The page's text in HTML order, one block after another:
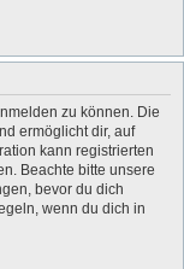
zu können. Die
ermöglicht dir, auf
kann registrierten
Beachte bitte unsere
bevor du dich
wenn du dich in